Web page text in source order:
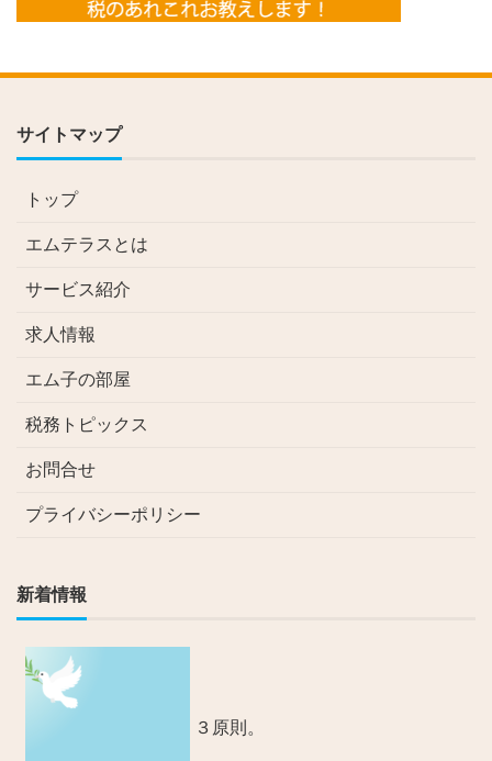
サイトマップ
トップ
エムテラスとは
サービス紹介
求人情報
エム子の部屋
税務トピックス
お問合せ
プライバシーポリシー
新着情報
３原則。